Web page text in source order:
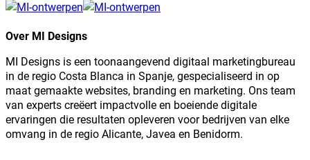
Over MI Designs
MI Designs is een toonaangevend digitaal marketingbureau
in de regio Costa Blanca in Spanje, gespecialiseerd in op
maat gemaakte websites, branding en marketing. Ons team
van experts creëert impactvolle en boeiende digitale
ervaringen die resultaten opleveren voor bedrijven van elke
omvang in de regio Alicante, Javea en Benidorm.